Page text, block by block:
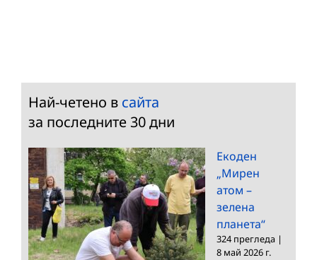
Най-четено в сайта
за последните 30 дни
Екоден
„Мирен
атом –
зелена
планета“
324 прегледа |
8 май 2026 г.